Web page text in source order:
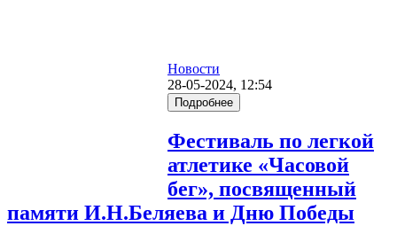
Новости
28-05-2024, 12:54
Подробнее
Фестиваль по легкой
атлетике «Часовой
бег», посвященный
памяти И.Н.Беляева и Дню Победы